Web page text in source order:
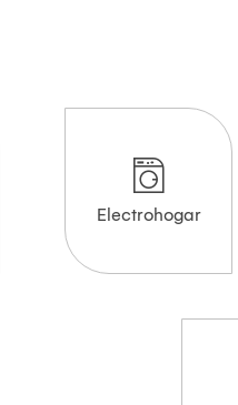
Electrohogar